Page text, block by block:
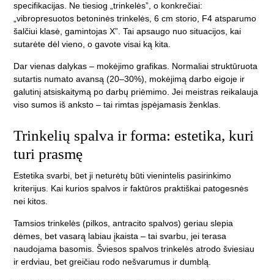
specifikacijas. Ne tiesiog „trinkelės”, o konkrečiai:
„vibropresuotos betoninės trinkelės, 6 cm storio, F4 atsparumo
šalčiui klasė, gamintojas X”. Tai apsaugo nuo situacijos, kai
sutarėte dėl vieno, o gavote visai ką kita.
Dar vienas dalykas – mokėjimo grafikas. Normaliai struktūruota
sutartis numato avansą (20–30%), mokėjimą darbo eigoje ir
galutinį atsiskaitymą po darbų priėmimo. Jei meistras reikalauja
viso sumos iš anksto – tai rimtas įspėjamasis ženklas.
Trinkelių spalva ir forma: estetika, kuri
turi prasmę
Estetika svarbi, bet ji neturėtų būti vienintelis pasirinkimo
kriterijus. Kai kurios spalvos ir faktūros praktiškai patogesnės
nei kitos.
Tamsios trinkelės (pilkos, antracito spalvos) geriau slepia
dėmes, bet vasarą labiau įkaista – tai svarbu, jei terasa
naudojama basomis. Šviesos spalvos trinkelės atrodo šviesiau
ir erdviau, bet greičiau rodo nešvarumus ir dumblą.